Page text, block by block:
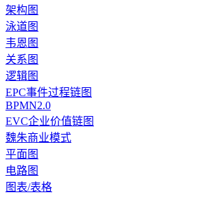
架构图
泳道图
韦恩图
关系图
逻辑图
EPC事件过程链图
BPMN2.0
EVC企业价值链图
魏朱商业模式
平面图
电路图
图表/表格